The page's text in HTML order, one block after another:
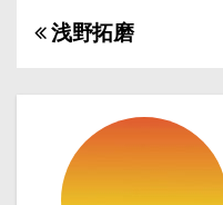
投
稿
ビ
浅野拓磨